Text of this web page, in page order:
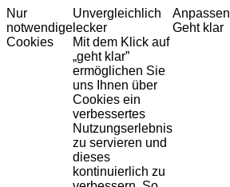
Nur
notwendige
Cookies
Unvergleichlich
lecker
Mit dem Klick auf
„geht klar”
ermöglichen Sie
uns Ihnen über
Cookies ein
verbessertes
Nutzungserlebnis
zu servieren und
dieses
kontinuierlich zu
Anpassen
Geht klar